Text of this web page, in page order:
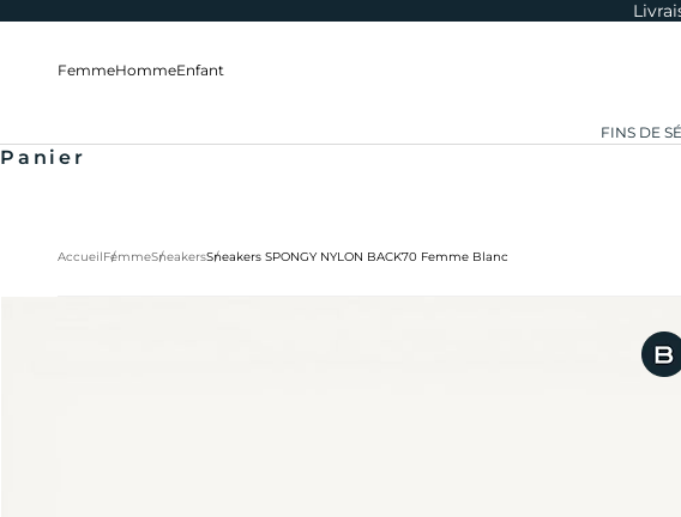
FemmeHommeEnfant
FINS DE
Panier
AccueilFemmeSneakersSneakers SPONGY NYLON BACK70 Femme Blanc